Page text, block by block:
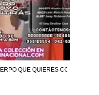
QUE QUIERES CON